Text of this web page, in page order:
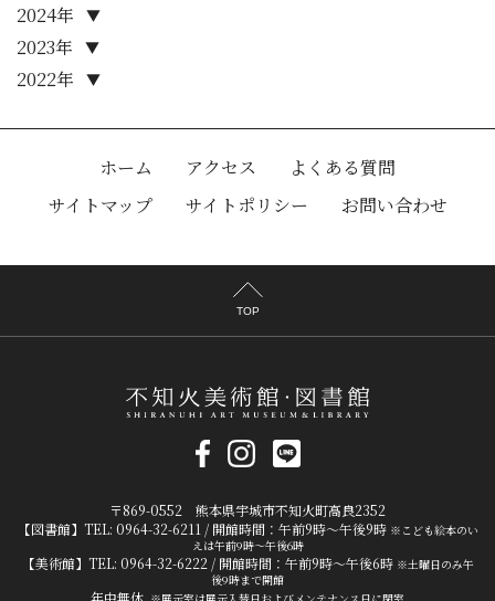
2022年 ▼
2023年 ▼
2024年 ▼
ホーム アクセス
よくある質問
サイトマップ
サイトポリシー お問い合わせ
TOP
〒869-0552 熊本県宇城市不知火町高良2352
【図書館】TEL: 0964-32-6211 / 開館時間：午前9時～午後9時 ※こども絵本のい
えは午前9時～午後6時
【美術館】TEL: 0964-32-6222 / 開館時間：午前9時～午後6時 ※土曜日のみ午
後9時まで開館